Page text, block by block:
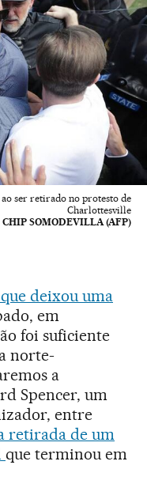
ser retirado no protesto de
Charlottesville
CHIP SOMODEVILLA (AFP)
deixou uma
em
foi suficiente
norte-
a
Spencer, um
entre
retirada de um
que terminou em